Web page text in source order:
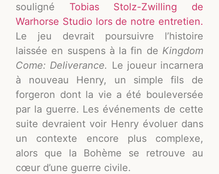
souligné Tobias Stolz-Zwilling de
Warhorse Studio lors de notre entretien.
Le jeu devrait poursuivre l’histoire
laissée en suspens à la fin de Kingdom
Come: Deliverance. Le joueur incarnera
à nouveau Henry, un simple fils de
forgeron dont la vie a été bouleversée
par la guerre. Les événements de cette
suite devraient voir Henry évoluer dans
un contexte encore plus complexe,
alors que la Bohème se retrouve au
cœur d’une guerre civile.